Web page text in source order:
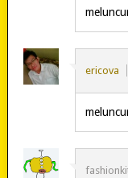
ericova